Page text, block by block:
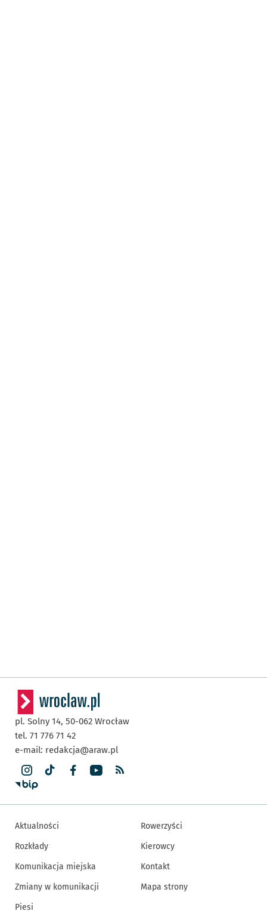
pl. Solny 14, 50-062 Wrocław
tel. 71 776 71 42
e-mail: redakcja@araw.pl
Aktualności
Rozkłady
Komunikacja miejska
Zmiany w komunikacji
Piesi
Rowerzyści
Kierowcy
Kontakt
Mapa strony